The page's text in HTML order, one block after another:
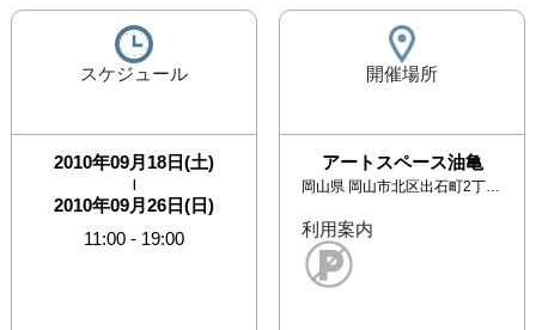
スケジュール
2010年09月18日(土)
|
2010年09月26日(日)
11:00 - 19:00
開催場所
アートスペース油亀
岡山県 岡山市北区出石町2丁目3-1
利用案内